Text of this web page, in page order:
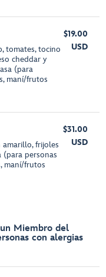
tomates, tocino
cheddar y
(para
maní/frutos
$19.00
USD
frijoles
(para personas
maní/frutos
$31.00
USD
Miembro del
con alergias